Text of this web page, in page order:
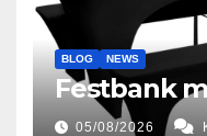
BLOG NEWS
Festbank
05/08/2026